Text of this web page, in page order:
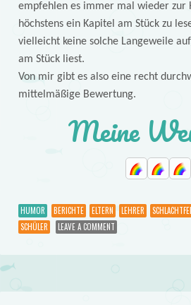
empfehlen es immer mal wieder zur
höchstens ein Kapitel am Stück zu
vielleicht keine solche Langeweile
am Stück liest.
Von mir gibt es also eine recht
mittelmäßige Bewertung.
Meine
HUMOR BERICHTE ELTERN LEHRER
SCHÜLER
LEAVE A COMMENT